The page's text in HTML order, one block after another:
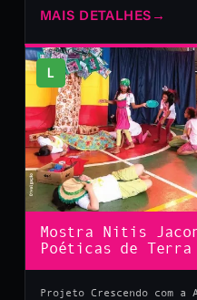
MAIS DETALHES →
L
Mostra Nitis
Poéticas de Terra
Projeto Crescendo com